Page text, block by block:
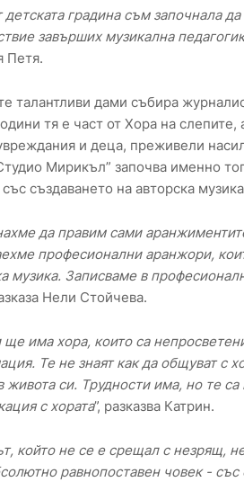
градина съм започнала
завърших музикална
Петя.
талантливи дами събира
тя е част от Хора на
и деца, преживели
Мирикъл” започва именно
създаването на авторска
да правим сами
професионални аранжори,
музика. Записваме в
Нели Стойчева.
ще има хора, които са
Те не знаят как да общуват с
живота си. Трудности има, но те
с хората”, разказва Катрин.
който не се е срещал с незрящ,
равнопоставен човек -